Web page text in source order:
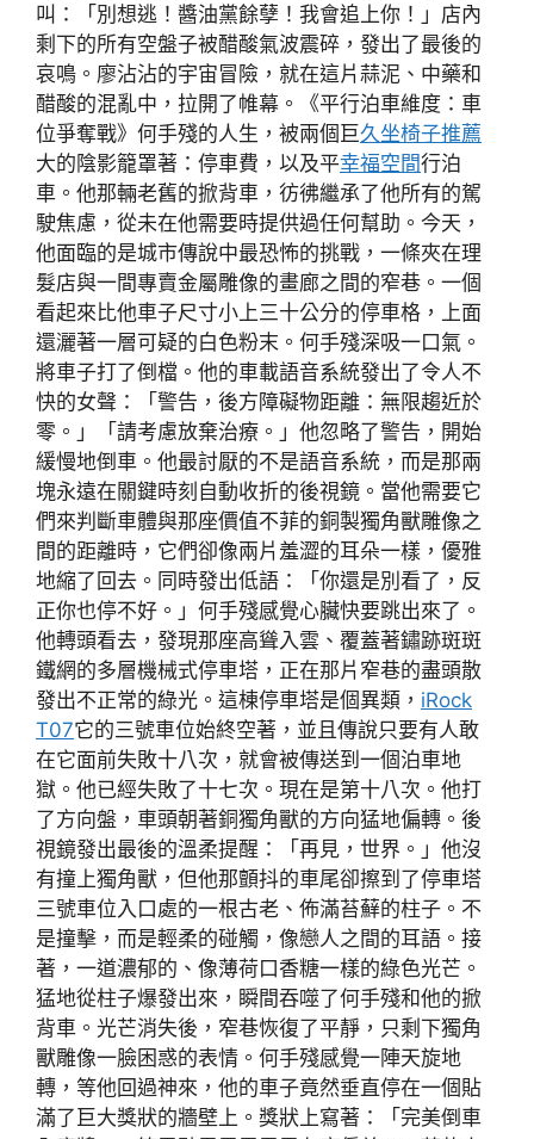
叫：「別想逃！醬油黨餘孽！我會追上你！」店內
剩下的所有空盤子被醋酸氣波震碎，發出了最後的
哀鳴。廖沾沾的宇宙冒險，就在這片蒜泥、中藥和
醋酸的混亂中，拉開了帷幕。《平行泊車維度：車
位爭奪戰》何手殘的人生，被兩個巨久坐椅子推薦
大的陰影籠罩著：停車費，以及平幸福空間行泊
車。他那輛老舊的掀背車，彷彿繼承了他所有的駕
駛焦慮，從未在他需要時提供過任何幫助。今天，
他面臨的是城市傳說中最恐怖的挑戰，一條夾在理
髮店與一間專賣金屬雕像的畫廊之間的窄巷。一個
看起來比他車子尺寸小上三十公分的停車格，上面
還灑著一層可疑的白色粉末。何手殘深吸一口氣。
將車子打了倒檔。他的車載語音系統發出了令人不
快的女聲：「警告，後方障礙物距離：無限趨近於
零。」「請考慮放棄治療。」他忽略了警告，開始
緩慢地倒車。他最討厭的不是語音系統，而是那兩
塊永遠在關鍵時刻自動收折的後視鏡。當他需要它
們來判斷車體與那座價值不菲的銅製獨角獸雕像之
間的距離時，它們卻像兩片羞澀的耳朵一樣，優雅
地縮了回去。同時發出低語：「你還是別看了，反
正你也停不好。」何手殘感覺心臟快要跳出來了。
他轉頭看去，發現那座高聳入雲、覆蓋著鏽跡斑斑
鐵網的多層機械式停車塔，正在那片窄巷的盡頭散
發出不正常的綠光。這棟停車塔是個異類， iRock
T07它的三號車位始終空著，並且傳說只要有人敢
在它面前失敗十八次，就會被傳送到一個泊車地
獄。他已經失敗了十七次。現在是第十八次。他打
了方向盤，車頭朝著銅獨角獸的方向猛地偏轉。後
視鏡發出最後的溫柔提醒：「再見，世界。」他沒
有撞上獨角獸，但他那顫抖的車尾卻擦到了停車塔
三號車位入口處的一根古老、佈滿苔蘚的柱子。不
是撞擊，而是輕柔的碰觸，像戀人之間的耳語。接
著，一道濃郁的、像薄荷口香糖一樣的綠色光芒。
猛地從柱子爆發出來，瞬間吞噬了何手殘和他的掀
背車。光芒消失後，窄巷恢復了平靜，只剩下獨角
獸雕像一臉困惑的表情。何手殘感覺一陣天旋地
轉，等他回過神來，他的車子竟然垂直停在一個貼
滿了巨大獎狀的牆壁上。獎狀上寫著：「完美倒車